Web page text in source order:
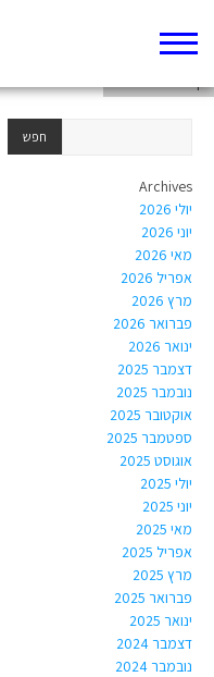
Archives
יולי 2026
יוני 2026
מאי 2026
אפריל 2026
מרץ 2026
פברואר 2026
ינואר 2026
דצמבר 2025
נובמבר 2025
אוקטובר 2025
ספטמבר 2025
אוגוסט 2025
יולי 2025
יוני 2025
מאי 2025
אפריל 2025
מרץ 2025
פברואר 2025
ינואר 2025
דצמבר 2024
נובמבר 2024